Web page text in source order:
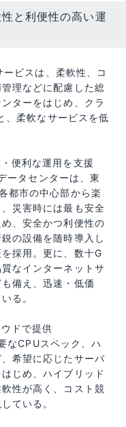
と利便性の高い運
ビスは、柔軟性、コ
理などに配慮した総
ターをはじめ、クラ
、柔軟なサービスを低
便利な運用を支援
ータセンターは、東
都市の中心部から楽
災害時には最も安全
、安全かつ利便性の
の設備を随時導入し
採用。更に、数十G
なインターネットサ
備え、迅速・低価
る。
ドで提供
なCPUスペック、ハ
希望に応じたサーバ
じめ、ハイブリッド
性が高く、コスト競
ている。